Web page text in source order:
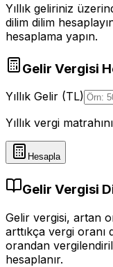
Yıllık geliriniz
dilim dilim
hesaplama yapın.
Gelir Vergisi
Yıllık Gelir (TL)
Yıllık vergi
Hesapla
Gelir Vergisi
Gelir vergisi, artan
arttıkça vergi
orandan
hesaplanır.